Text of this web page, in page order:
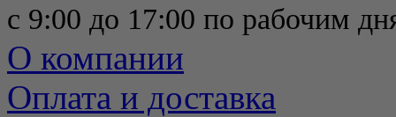
с 9:00 до 17:00 по рабочим
О компании
Оплата и доставка